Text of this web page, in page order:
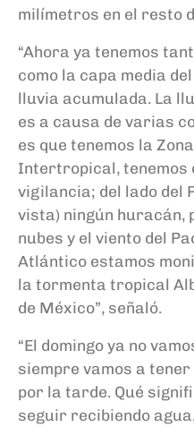
milímetros en el resto
“Ahora ya tenemos
como la capa media
lluvia acumulada. La
es a causa de varias
es que tenemos la
Intertropical, tenemos
vigilancia; del lado del
vista) ningún huracán,
nubes y el viento del
Atlántico estamos
la tormenta tropical
de México”, señaló.
“El domingo ya no
siempre vamos a
por la tarde. Qué
seguir recibiendo